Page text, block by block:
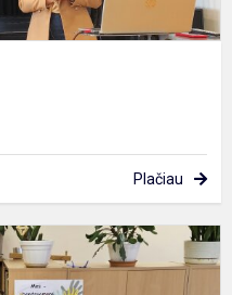
Plačiau